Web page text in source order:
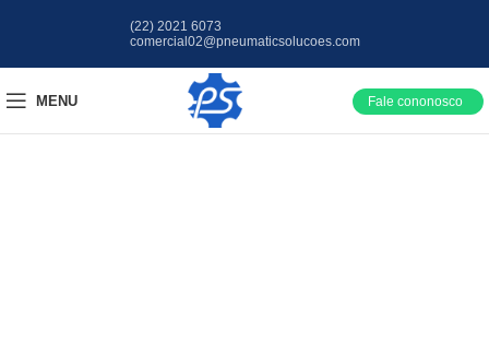
(22) 2021 6073
comercial02@pneumaticsolucoes.com
MENU Fale cononosco